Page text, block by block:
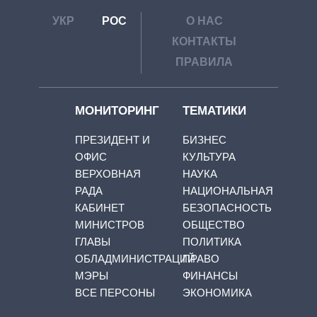
УКР РОС
О НАС
КОНТАКТЫ
ПРАВИЛА
МОНИТОРИНГ
ПРЕЗИДЕНТ И
ОФИС
ВЕРХОВНАЯ
РАДА
КАБИНЕТ
МИНИСТРОВ
ГЛАВЫ
ОБЛАДМИНИСТРАЦИЙ
МЭРЫ
ВСЕ ПЕРСОНЫ
ТЕМАТИКИ
БИЗНЕС
КУЛЬТУРА
НАУКА
НАЦИОНАЛЬНАЯ
БЕЗОПАСНОСТЬ
ОБЩЕСТВО
ПОЛИТИКА
ПРАВО
ФИНАНСЫ
ЭКОНОМИКА